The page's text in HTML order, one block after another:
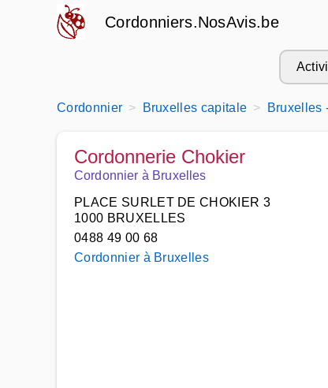
Cordonniers.NosAvis.be
Cordonnier Bruxelles capitale Bruxelles
Cordonnerie Chokier
Cordonnier à Bruxelles
PLACE SURLET DE CHOKIER 3
1000 BRUXELLES
0488 49 00 68
Cordonnier à Bruxelles